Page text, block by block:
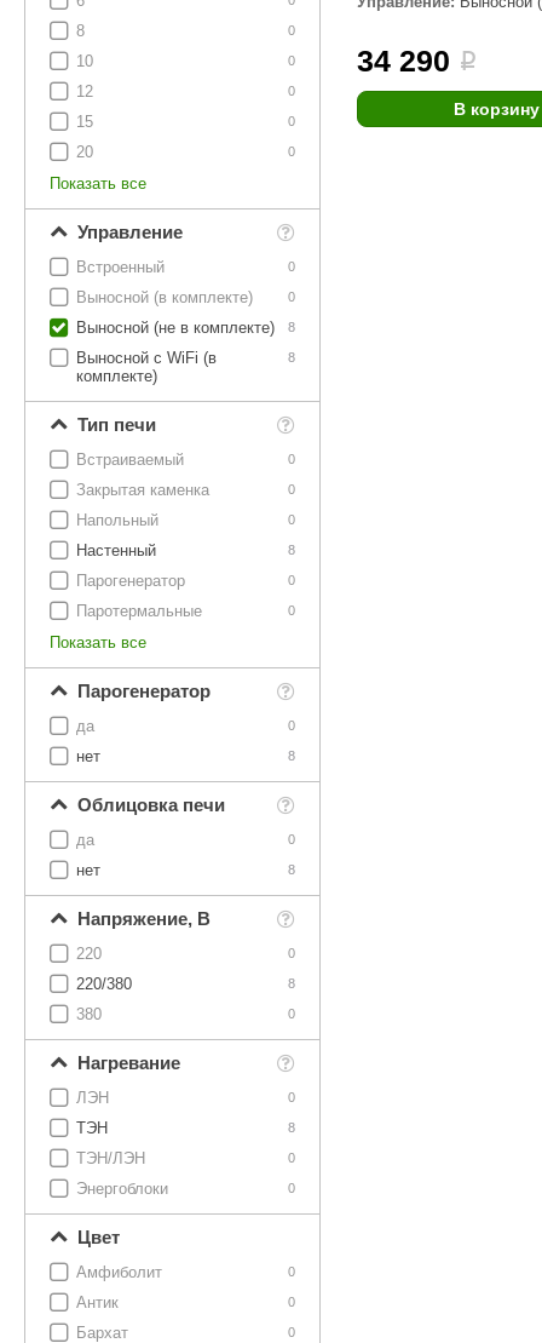
Для дома и дачи
Акции и скидки
Этна
Tikkurila Elcon
TABA MAGNUM
Termomuros
Finn icon
0
8
0
10
0
12
0
15
0
20
Показать все
Управление
0
Встроенный
0
Выносной (в комплекте)
8
Выносной (не в комплекте)
8
Выносной с WiFi (в
комплекте)
Тип печи
0
Встраиваемый
0
Закрытая каменка
0
Напольный
8
Настенный
0
Парогенератор
0
Паротермальные
Показать все
Парогенератор
0
да
8
нет
Облицовка печи
0
да
8
нет
Напряжение, В
0
220
8
220/380
0
380
Нагревание
0
ЛЭН
8
ТЭН
0
ТЭН/ЛЭН
0
Энергоблоки
Цвет
0
Амфиболит
0
Антик
0
Бархат
34 290 i
В корзину